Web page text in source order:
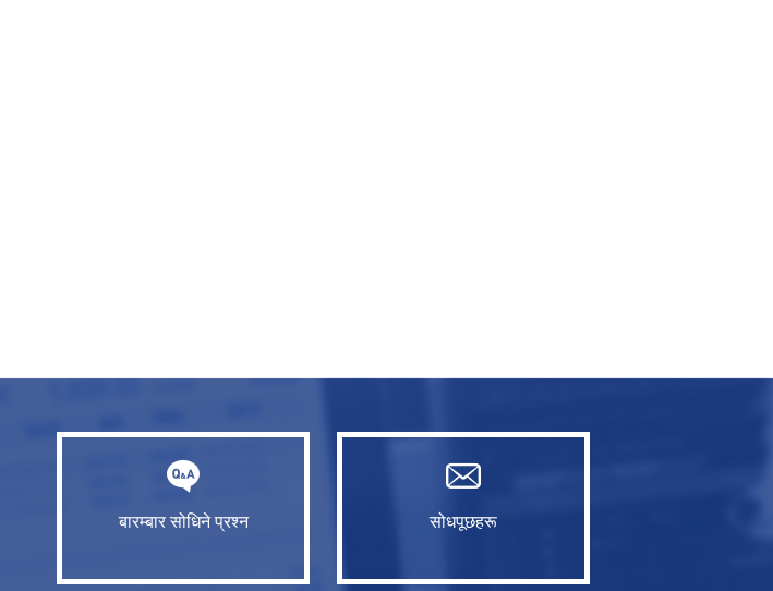
बारम्बार सोधिने प्रश्न सोधपूछहरू